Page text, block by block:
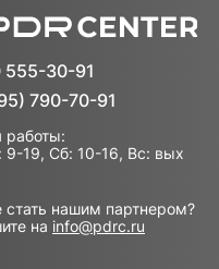
555-30-91
790-70-91
работы:
9-19, Сб: 10-16, Вс: вых
стать нашим партнером?
на info@pdrc.ru